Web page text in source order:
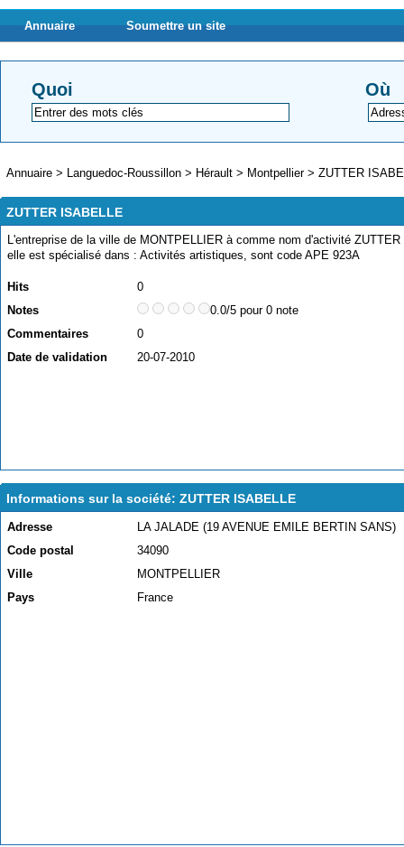
Annuaire Soumettre un site
Quoi Où
Annuaire > Languedoc-Roussillon > Hérault > Montpellier> ZUTTER
ZUTTER ISABELLE
L'entreprise de la ville de MONTPELLIER à comme nom d'activité
elle est spécialisé dans : Activités artistiques, sont code APE 923A
Hits
0
Notes
0.0/5 pour 0 note
Commentaires
0
Date de validation
20-07-2010
Informations sur la société: ZUTTER ISABELLE
Adresse
LA JALADE (19 AVENUE EMILE BERTIN SANS)
Code postal
34090
Ville
MONTPELLIER
Pays
France